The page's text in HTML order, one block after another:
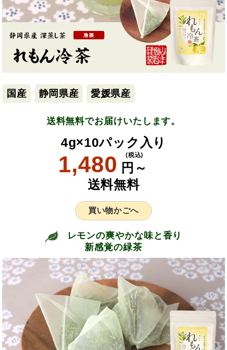
国産 静岡県産 愛媛県産
送料無料でお届けいたします。
4g×10パック入り
1,480 円～
(税込)
送料無料
買い物かごへ
レモンの爽やかな味と香り
新感覚の緑茶